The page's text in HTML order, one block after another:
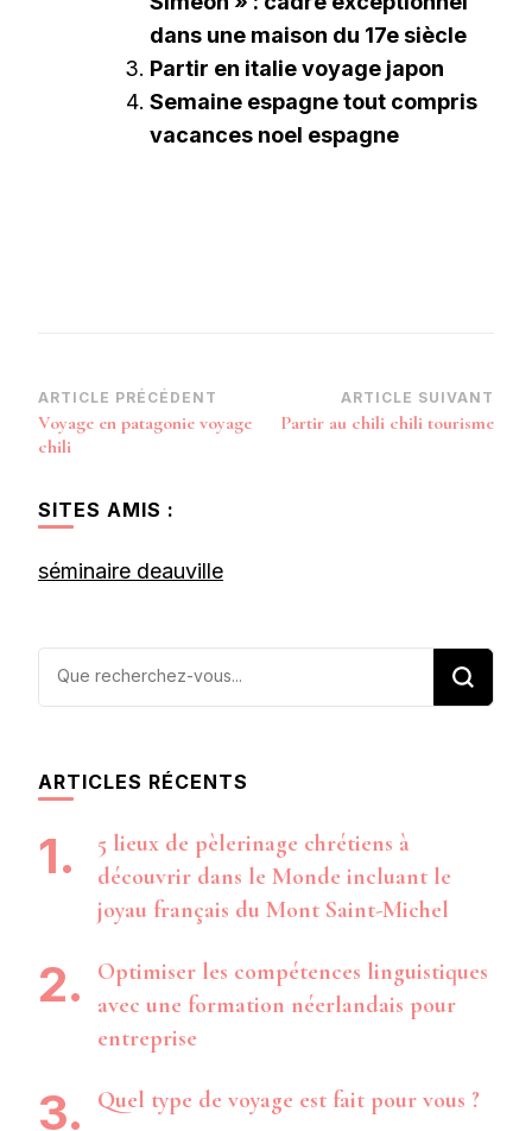
dans une maison du 17e siècle
Partir en italie voyage japon
Semaine espagne tout compris
vacances noel espagne
Navigation
d’article
ARTICLE PRÉCÉDENT
Voyage en patagonie voyage
chili
ARTICLE SUIVANT
Partir au chili chili tourisme
SITES AMIS :
séminaire deauville
Vous
ARTICLES RÉCENTS
5 lieux de pèlerinage chrétiens à
découvrir dans le Monde incluant le
joyau français du Mont Saint-Michel
Optimiser les compétences linguistiques
avec une formation néerlandais pour
entreprise
Quel type de voyage est fait pour vous ?